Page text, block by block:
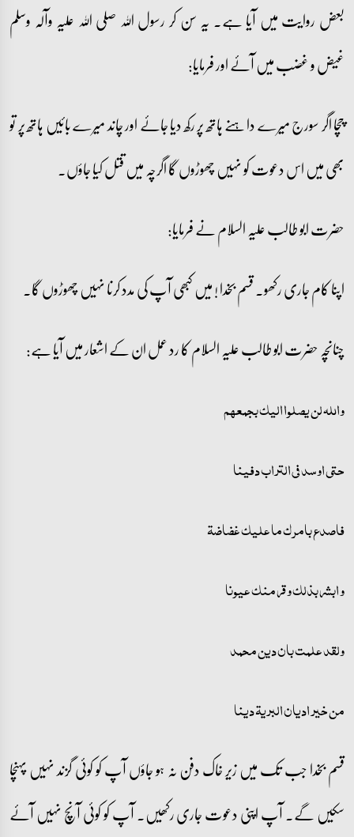
بعض روایت میں آیا ہے۔ یہ سن کر رسول اللہ صلی اللہ علیہ وآلہ وسلم
غیض و غضب میں آئے اور فرمایا:
چچا اگر سورج میرے داہنے ہاتھ پر رکھ دیا جائے اور چاند میرے بائیں ہاتھ پر تو
بھی میں اس دعوت کو نہیں چھوڑوں گا اگرچہ میں قتل کیا جاؤں۔
حضرت ابو طالب علیہ السلام نے فرمایا:
اپنا کام جاری رکھو۔ قسم بخدا ! میں کبھی آپ کی مدد کرنا نہیں چھوڑوں گا۔
چنانچہ حضرت ابو طالب علیہ السلام کا رد عمل ان کے اشعار میں آیا ہے:
واللہ لن یصلوا الیک بجمعھم
حتی اوسد فی التراب دفینا
فاصدع بامرک ما علیک غضاضۃ
و ابشر بذلک و قر منک عیونا
ولقد علمت بان دین محمد
من خیر ادیان البریۃ دینا
قسم بخدا جب تک میں زیر خاک دفن نہ ہو جاؤں آپ کو کوئی گزند نہیں پہنچا
سکیں گے۔ آپ اپنی دعوت جاری رکھیں۔ آپ کو کوئی آنچ نہیں آئے